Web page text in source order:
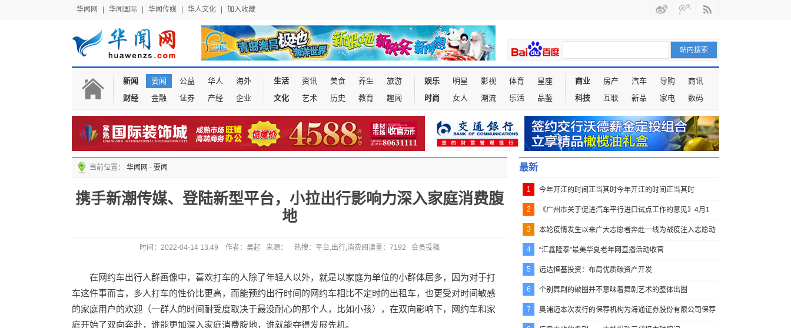
华闻网 华闻国际 华闻传媒 华人文化 加入收藏
新闻 要闻 公益 华人
海外
财经
金融 证券 产经 企业
生活 资讯 美食 养生
旅游
文化
艺术 历史 教育 趣闻
娱乐 明星 影视 体育
星座
时尚
女人 潮流 乐活 品鉴
商业 房产 汽车 导购
商讯
科技
互联 新品 家电 数码
当前位置： 华闻网 - 要闻
携手新潮传媒、登陆新型平台，小拉出行影响力深入家庭消费腹
地
时间：2022-04-14 13:49 作者：吴起 来源： 热搜：平台,出行,消费阅读量：7192 会员投稿
在网约车出行人群画像中，喜欢打车的人除了年轻人以外，就是以家庭为单位的小群体居多，因为对于打
车这件事而言，多人打车的性价比更高，而能预约出行时间的网约车相比不定时的出租车，也更受对时间敏感
的家庭用户的欢迎（一群人的时间耐受度取决于最没耐心的那个人，比如小孩），在双向影响下，网约车和家
庭开始了双向奔赴，谁能更加深入家庭消费腹地，谁就能夺得发展先机。
最新
1 今年开江的时间正当其时今年开江的时间正当其时
2 《广州市关于促进汽车平行进口试点工作的意见》4月1
3 本轮疫情发生以来广大志愿者奔赴一线为战疫注入志愿动
4 “汇鑫隆泰”最美华夏老年网直播活动收官
5 远达恒基投资：布局优质碳资产开发
6 个别舞剧的破圈并不意味着舞剧艺术的整体出圈
7 奥浦迈本次发行的保荐机构为海通证券股份有限公司保荐